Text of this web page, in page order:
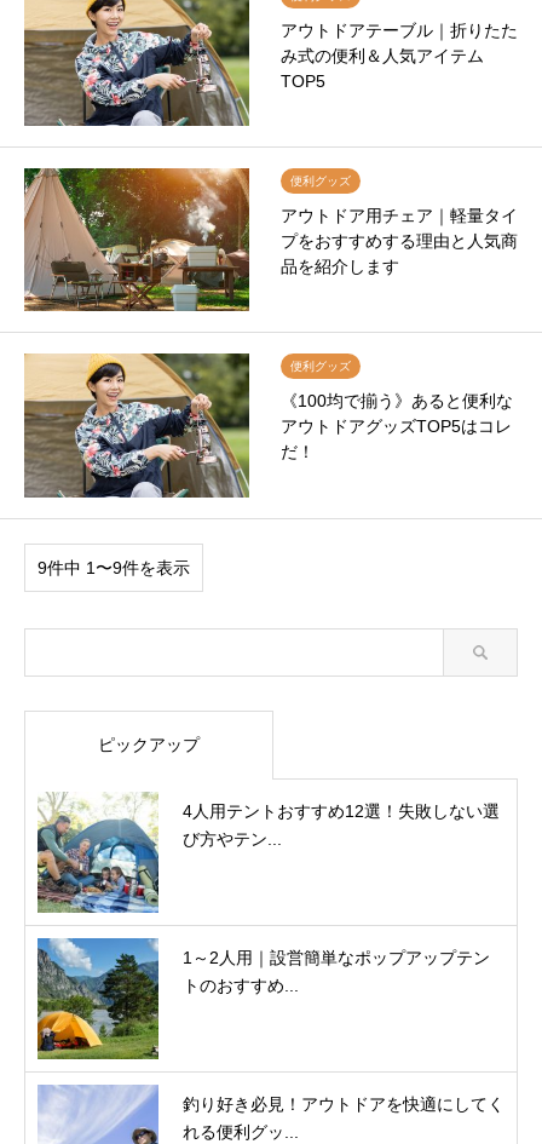
アウトドアテーブル｜折りたた
み式の便利＆人気アイテム
TOP5
便利グッズ
アウトドア用チェア｜軽量タイ
プをおすすめする理由と人気商
品を紹介します
便利グッズ
《100均で揃う》あると便利な
アウトドアグッズTOP5はコレ
だ！
9件中 1〜9件を表示
ピックアップ
4人用テントおすすめ12選！失敗しない選
び方やテン...
1～2人用｜設営簡単なポップアップテン
トのおすすめ...
釣り好き必見！アウトドアを快適にしてく
れる便利グッ...